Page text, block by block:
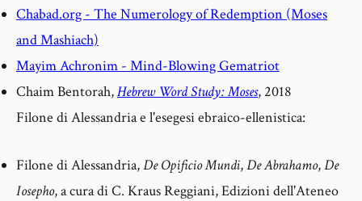
Chabad.org - The Numerology of Redemption (Moses
and Mashiach)
Mayim Achronim - Mind-Blowing Gematriot
Chaim Bentorah,Hebrew Word Study: Moses, 2018
Filone di Alessandria e l'esegesi ebraico-ellenistica:
Filone di Alessandria,De Opificio Mundi,De Abrahamo,De
Iosepho, a cura di C. Kraus Reggiani, Edizioni dell'Ateneo